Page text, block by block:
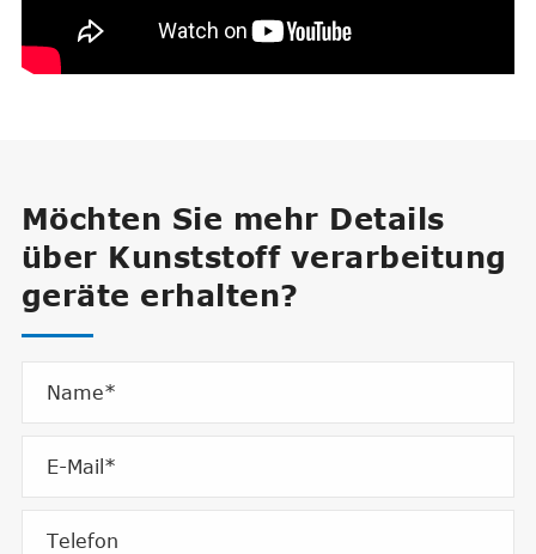
Möchten Sie mehr Details
über Kunststoff verarbeitung
geräte erhalten?